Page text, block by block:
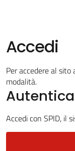
Vivere
Casalfiumanese
5x1000
Accedi
Per accedere al
modalità.
Accedi con SPID, il